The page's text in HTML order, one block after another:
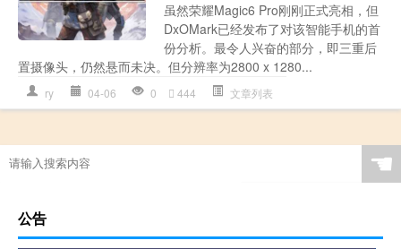
虽然荣耀Magic6 Pro刚刚正式亮相，但
DxOMark已经发布了对该智能手机的首
份分析。最令人兴奋的部分，即三重后
置摄像头，仍然悬而未决。但分辨率为2800 x 1280...
ry 04-06 0 444 文章列表
☚
公告